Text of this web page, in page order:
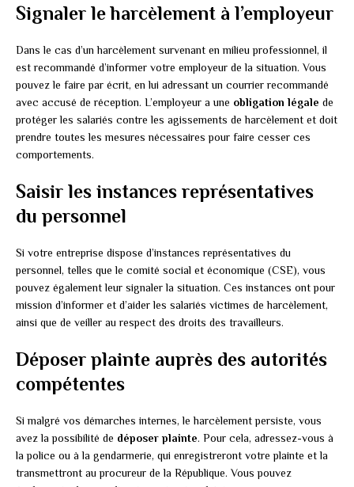
Signaler le harcèlement à l’employeur
Dans le cas d’un harcèlement survenant en milieu professionnel, il
est recommandé d’informer votre employeur de la situation. Vous
pouvez le faire par écrit, en lui adressant un courrier recommandé
avec accusé de réception. L’employeur a une obligation légale de
protéger les salariés contre les agissements de harcèlement et doit
prendre toutes les mesures nécessaires pour faire cesser ces
comportements.
Saisir les instances représentatives
du personnel
Si votre entreprise dispose d’instances représentatives du
personnel, telles que le comité social et économique (CSE), vous
pouvez également leur signaler la situation. Ces instances ont pour
mission d’informer et d’aider les salariés victimes de harcèlement,
ainsi que de veiller au respect des droits des travailleurs.
Déposer plainte auprès des autorités
compétentes
Si malgré vos démarches internes, le harcèlement persiste, vous
avez la possibilité de déposer plainte. Pour cela, adressez-vous à
la police ou à la gendarmerie, qui enregistreront votre plainte et la
transmettront au procureur de la République. Vous pouvez